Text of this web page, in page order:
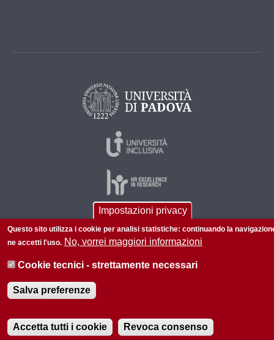
© 2026 Università di Padova - Tutti i diritti riservati
Impostazioni privacy
Questo sito utilizza i cookie per analisi statistiche: continuando la
ne accetti l'uso. No, vorrei maggiori informazioni
Cookie tecnici - strettamente necessari
Salva preferenze
Accetta tutti i cookie Revoca consenso